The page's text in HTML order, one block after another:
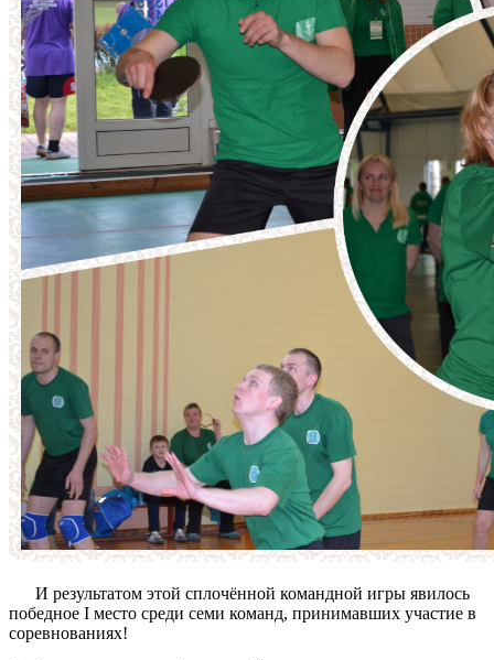
И результатом этой сплочённой командной игры явилось
победное I место среди семи команд, принимавших участие в
соревнованиях!